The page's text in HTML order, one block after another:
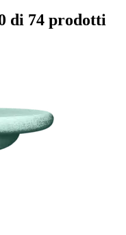
di 74 prodotti